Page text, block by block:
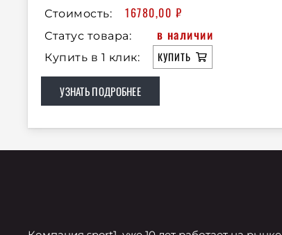
Стоимость:
16780,00 ₽
Статус товара: в наличии
Купить в 1 клик: КУПИТЬ
УЗНАТЬ ПОДРОБНЕЕ